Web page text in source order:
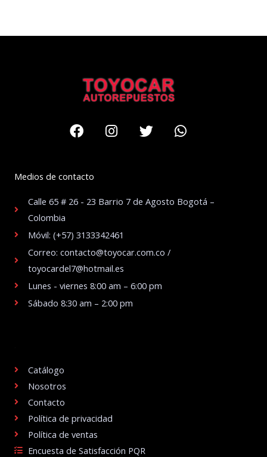
FacebookInstagram
TwitterWhatsapp
Medios de contacto
Calle 65 # 26 - 23 Barrio 7 de Agosto Bogotá –
Colombia
Móvil: (+57) 3133342461
Correo: contacto@toyocar.com.co /
toyocardel7@hotmail.es
Lunes - viernes 8:00 am – 6:00 pm
Sábado 8:30 am – 2:00 pm
Catálogo
Nosotros
Contacto
Política de privacidad
Política de ventas
Encuesta de Satisfacción PQR